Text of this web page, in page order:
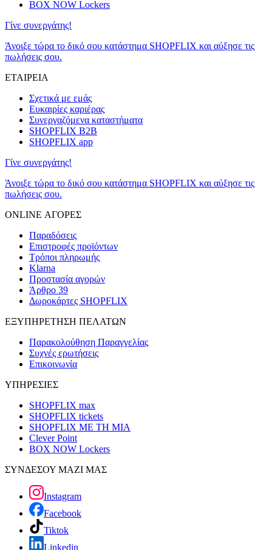
BOX NOW Lockers
Γίνε συνεργάτης!
Άνοιξε τώρα το δικό σου κατάστημα SHOPFLIX και αύξησε τις
πωλήσεις σου.
ΕΤΑΙΡΕΙΑ
Σχετικά με εμάς
Ευκαιρίες καριέρας
Συνεργαζόμενα καταστήματα
SHOPFLIX B2B
SHOPFLIX app
Γίνε συνεργάτης!
Άνοιξε τώρα το δικό σου κατάστημα SHOPFLIX και αύξησε τις
πωλήσεις σου.
ONLINE ΑΓΟΡΕΣ
Παραδόσεις
Επιστροφές προϊόντων
Τρόποι πληρωμής
Klarna
Προστασία αγορών
Άρθρο 39
Δωροκάρτες SHOPFLIX
ΕΞΥΠΗΡΕΤΗΣΗ ΠΕΛΑΤΩΝ
Παρακολούθηση Παραγγελίας
Συχνές ερωτήσεις
Επικοινωνία
ΥΠΗΡΕΣΙΕΣ
SHOPFLIX max
SHOPFLIX tickets
SHOPFLIX ΜΕ ΤΗ ΜΙΑ
Clever Point
BOX NOW Lockers
ΣΥΝΔΕΣΟΥ ΜΑΖΙ ΜΑΣ
Instagram
Facebook
Tiktok
Linkedin